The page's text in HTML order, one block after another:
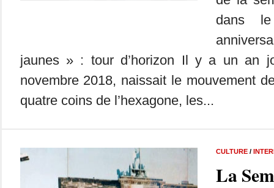
dans le
jaunes » : tour d’horizon Il y a un an
novembre 2018, naissait le mouvement
quatre coins de l’hexagone, les...
CULTURE/
La